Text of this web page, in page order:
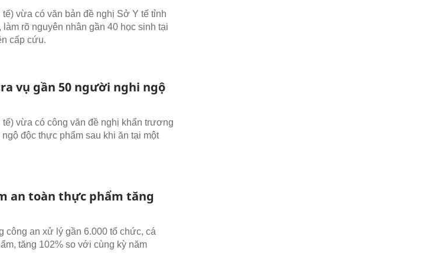
vừa có văn bản đề nghị Sở Y tế tỉnh
rõ nguyên nhân gần 40 học sinh tại
cấp cứu.
vụ gần 50 người nghi ngộ
vừa có công văn đề nghị khẩn trương
độc thực phẩm sau khi ăn tại một
an toàn thực phẩm tăng
công an xử lý gần 6.000 tổ chức, cá
tăng 102% so với cùng kỳ năm